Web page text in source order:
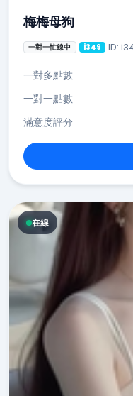
梅梅母狗
一對一忙線中 i349 ID:
一對多點數
一對一點數
滿意度評分
在線